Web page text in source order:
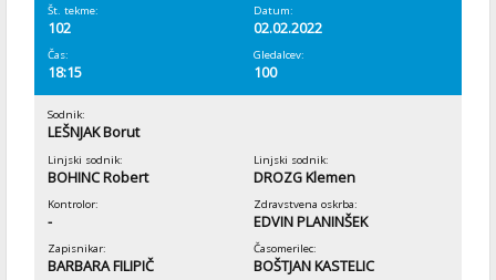
Št. tekme:
102
Datum:
02.02.2022
Čas:
18:15
Gledalcev:
100
Sodnik:
LEŠNJAK Borut
Linjski sodnik:
BOHINC Robert
Linjski sodnik:
DROZG Klemen
Kontrolor:
-
Zdravstvena oskrba:
EDVIN PLANINŠEK
Zapisnikar:
BARBARA FILIPIČ
Časomerilec:
BOŠTJAN KASTELIC